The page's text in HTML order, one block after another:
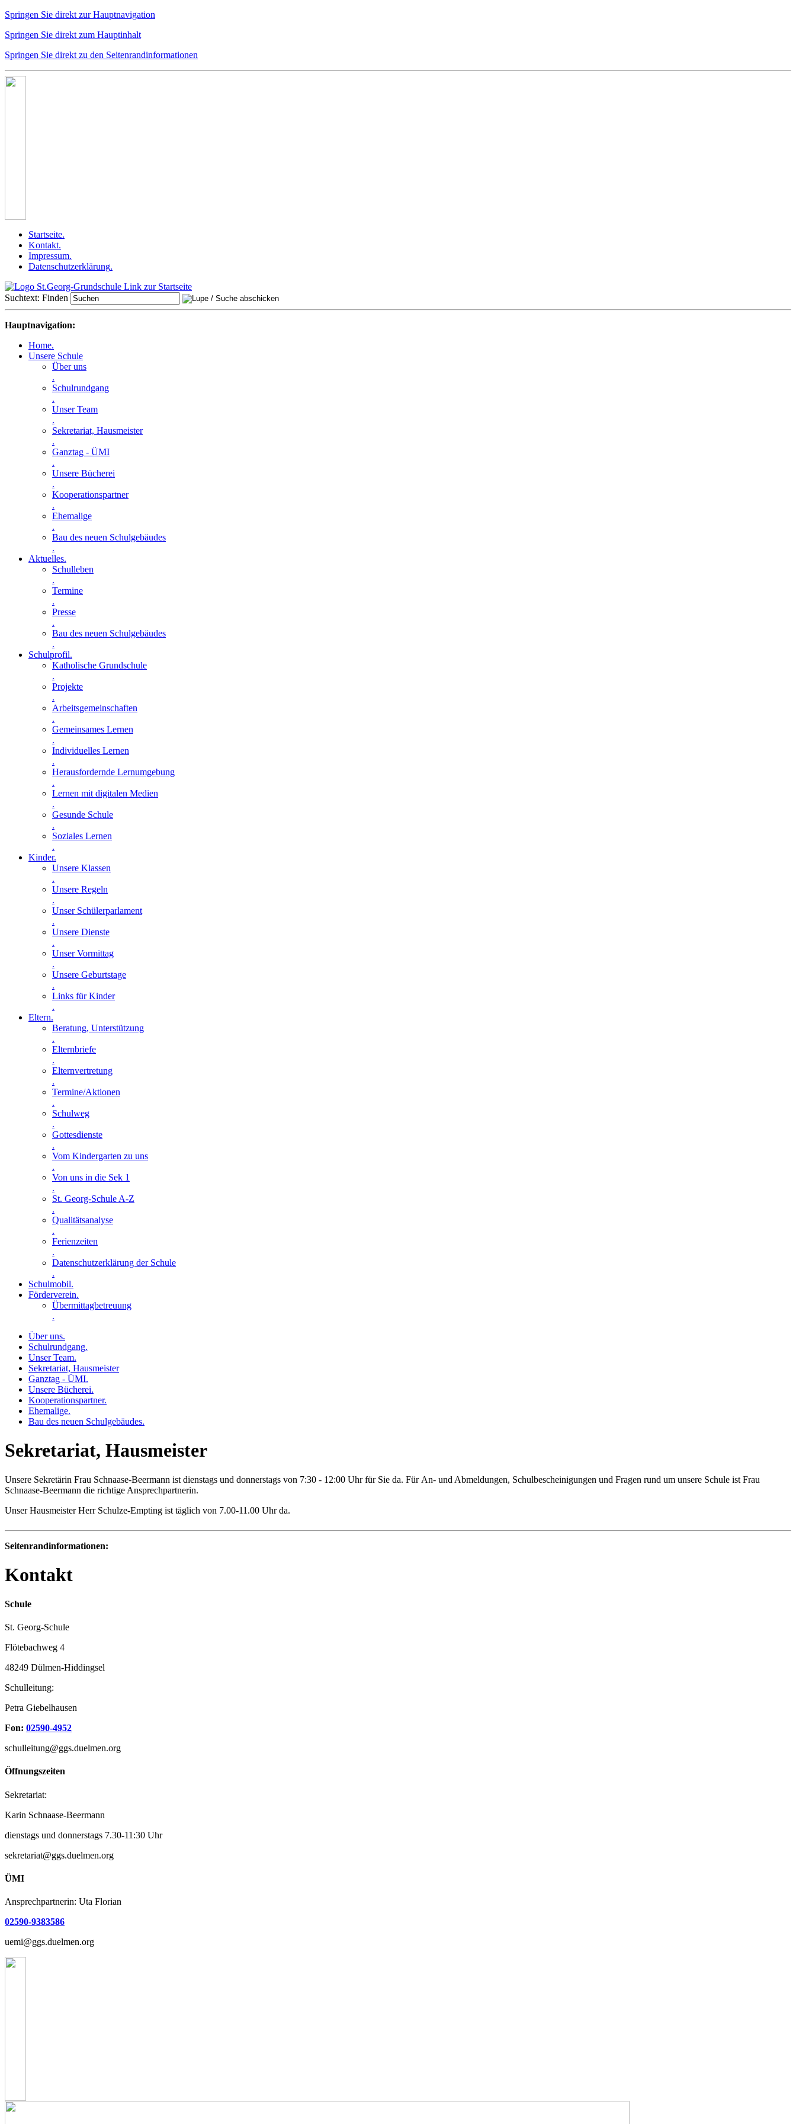
Springen Sie direkt zur Hauptnavigation
Springen Sie direkt zum Hauptinhalt
Springen Sie direkt zu den Seitenrandinformationen
Startseite.
Kontakt.
Impressum.
Datenschutzerklärung.
Suchtext: Finden
Hauptnavigation:
Home.
Unsere Schule
Über uns
.
Schulrundgang
.
Unser Team
.
Sekretariat, Hausmeister
.
Ganztag - ÜMI
.
Unsere Bücherei
.
Kooperationspartner
.
Ehemalige
.
Bau des neuen Schulgebäudes
.
Aktuelles.
Schulleben
.
Termine
.
Presse
.
Bau des neuen Schulgebäudes
.
Schulprofil.
Katholische Grundschule
.
Projekte
.
Arbeitsgemeinschaften
.
Gemeinsames Lernen
.
Individuelles Lernen
.
Herausfordernde Lernumgebung
.
Lernen mit digitalen Medien
.
Gesunde Schule
.
Soziales Lernen
.
Kinder.
Unsere Klassen
.
Unsere Regeln
.
Unser Schülerparlament
.
Unsere Dienste
.
Unser Vormittag
.
Unsere Geburtstage
.
Links für Kinder
.
Eltern.
Beratung, Unterstützung
.
Elternbriefe
.
Elternvertretung
.
Termine/Aktionen
.
Schulweg
.
Gottesdienste
.
Vom Kindergarten zu uns
.
Von uns in die Sek 1
.
St. Georg-Schule A-Z
.
Qualitätsanalyse
.
Ferienzeiten
.
Datenschutzerklärung der Schule
.
Schulmobil.
Förderverein.
Übermittagbetreuung
.
Über uns.
Schulrundgang.
Unser Team.
Sekretariat, Hausmeister
Ganztag - ÜMI.
Unsere Bücherei.
Kooperationspartner.
Ehemalige.
Bau des neuen Schulgebäudes.
Sekretariat, Hausmeister
Unsere Sekretärin Frau Schnaase-Beermann ist dienstags und donnerstags von 7:30 - 12:00 Uhr für Sie da. Für An- und Abmeldungen, Schulbescheinigungen und Fragen rund um unsere Schule ist Frau
Schnaase-Beermann die richtige Ansprechpartnerin.
Unser Hausmeister Herr Schulze-Empting ist täglich von 7.00-11.00 Uhr da.
Seitenrandinformationen:
Kontakt
Schule
St. Georg-Schule
Flötebachweg 4
48249 Dülmen-Hiddingsel
Schulleitung:
Petra Giebelhausen
Fon: 02590-4952
schulleitung@ggs.duelmen.org
Öffnungszeiten
Sekretariat:
Karin Schnaase-Beermann
dienstags und donnerstags 7.30-11:30 Uhr
sekretariat@ggs.duelmen.org
ÜMI
Ansprechpartnerin: Uta Florian
02590-9383586
uemi@ggs.duelmen.org